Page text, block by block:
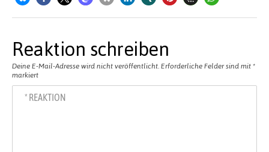
Reaktion schreiben
Deine E-Mail-Adresse wird nicht veröffentlicht. Erforderliche Felder sind mit *
markiert